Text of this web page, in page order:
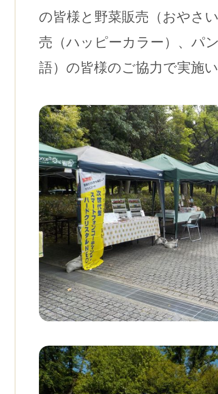
の皆様と野菜販売（おやさ
売（ハッピーカラー）、パ
語）の皆様のご協力で実施